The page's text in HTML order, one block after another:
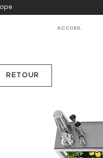
ACCUEIL
RETOUR